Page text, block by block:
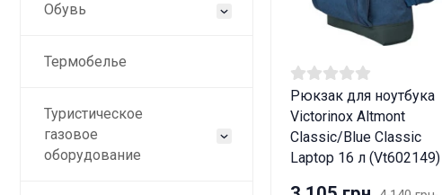
Обувь
Термобелье
Туристическое
газовое
оборудование
Рюкзак для ноутбука
Victorinox Altmont
Classic/Blue Classic
Laptop 16 л (Vt602149)